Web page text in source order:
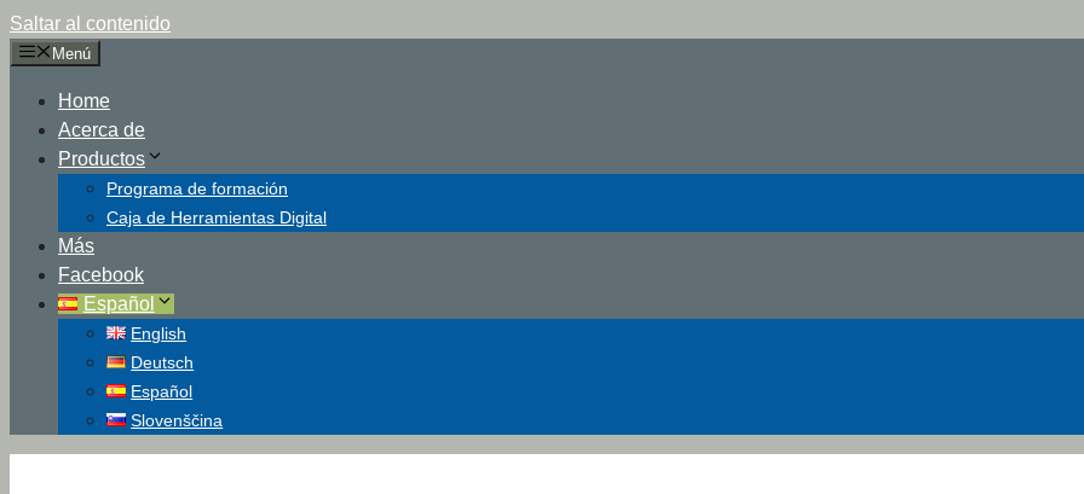
Saltar al contenido
Menú
Home
Acerca de
Productos
Programa de formación
Caja de Herramientas Digital
Más
Facebook
Español
English
Deutsch
Español
Slovenščina